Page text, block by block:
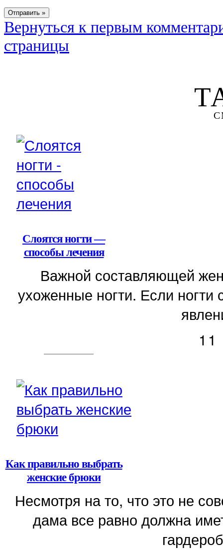
Вернуться к первым
страницы
Слоятся ногти —
способы лечения
Важной составляющей
ухоженные ногти. Если ногти
Как правильно выбрать
женские брюки
Несмотря на то, что это не
дама все равно должна